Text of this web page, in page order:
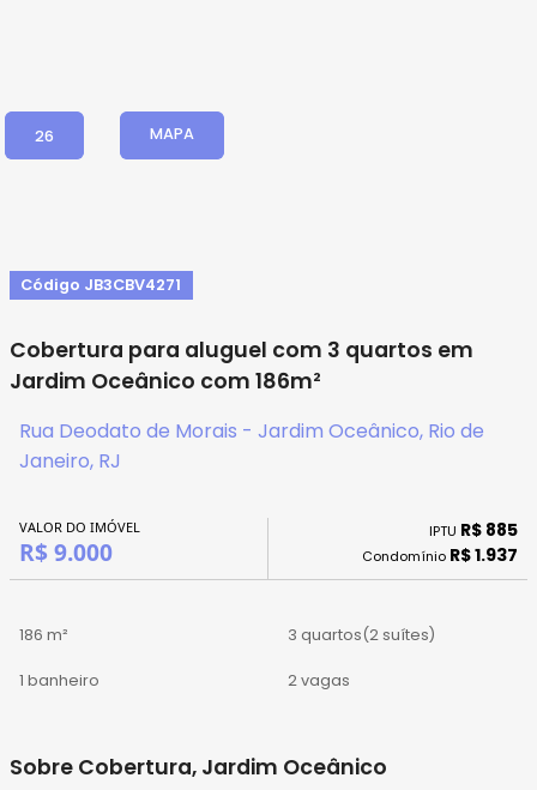
26 MAPA
Código JB3CBV4271
Cobertura para aluguel com 3 quartos em
Jardim Oceânico com 186m²
Rua Deodato de Morais - Jardim Oceânico, Rio de
Janeiro, RJ
VALOR DO IMÓVEL
R$ 9.000
IPTU R$ 885
Condomínio R$ 1.937
186 m² 3 quartos(2 suítes)
1 banheiro 2 vagas
Sobre Cobertura, Jardim Oceânico